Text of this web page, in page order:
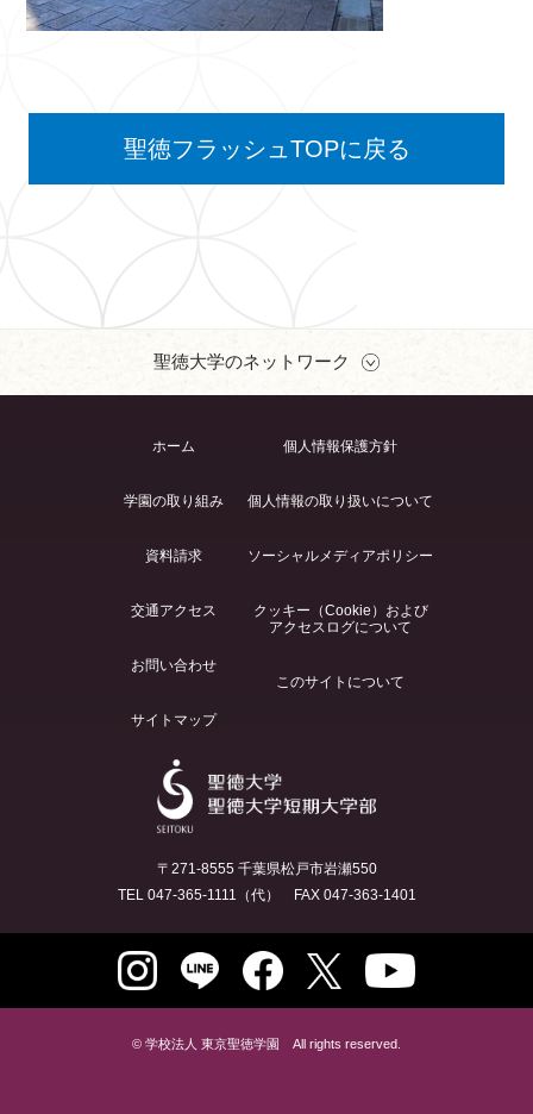
聖徳フラッシュTOPに戻る
聖徳大学のネットワーク
ホーム
学園の取り組み
資料請求
交通アクセス
お問い合わせ
サイトマップ
個人情報保護方針
個人情報の取り扱いについて
ソーシャルメディアポリシー
クッキー（Cookie）および
アクセスログについて
このサイトについて
〒271-8555 千葉県松戸市岩瀬550
TEL 047-365-1111（代） FAX 047-363-1401
© 学校法人 東京聖徳学園 All rights reserved.